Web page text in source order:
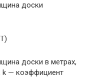
доски
доски в метрах,
k — коэффициент